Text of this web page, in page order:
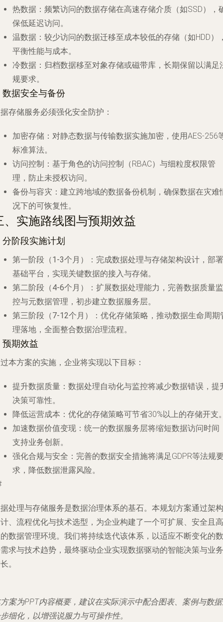
热数据 ：频繁访问的数据存储在高速存储介质（如SSD），
保低延迟访问。
温数据 ：较少访问的数据迁移至成本较低的存储（如HDD）
平衡性能与成本。
冷数据 ：归档数据移至对象存储或磁带库，长期保留以满足
规要求。
数据安全与备份
存储服务必须强化安全防护：
加密存储 ：对静态数据与传输数据实施加密，使用AES-256
标准算法。
访问控制 ：基于角色的访问控制（RBAC）与细粒度权限管
理，防止未授权访问。
备份与容灾 ：建立跨地域的数据备份机制，确保数据在灾难
况下的可恢复性。
、实施路线图与预期效益
分阶段实施计划
第一阶段（1-3个月）
：完成数据处理与存储架构设计，部署
基础平台，实现关键数据的接入与存储。
第二阶段（4-6个月）
：扩展数据处理能力，完善数据质量监
控与元数据管理，初步建立数据服务层。
第三阶段（7-12个月）
：优化存储策略，推动数据生命周期
理落地，全面整合数据治理流程。
预期效益
本方案的实施，企业将实现以下目标：
提升数据质量 ：数据处理自动化与监控将减少数据错误，提
决策可靠性。
降低运营成本 ：优化的存储策略可节省30%以上的存储开支
加速数据价值变现 ：统一的数据服务层将缩短数据访问时间
支持业务创新。
强化合规与安全 ：完善的数据安全措施将满足GDPR等法规
求，降低数据泄露风险。
处理与存储服务是数据治理体系的基石。本规划方案通过架构
、流程优化与技术选型，为企业构建了一个可扩展、安全且高
数据管理环境。我们将持续迭代该体系，以适应不断变化的数
求与技术趋势，最终驱动企业实现数据驱动的智能决策与业务
。
案为PPT内容概要，建议在实际演示中配合图表、案例与数
细化，以增强说服力与可操作性。